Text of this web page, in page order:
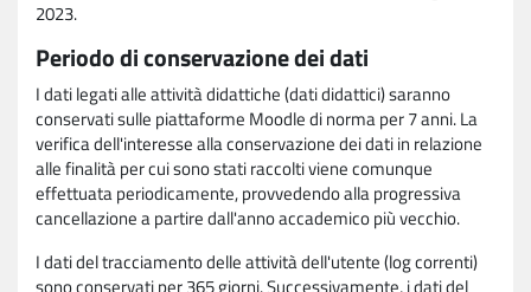
2023.
Periodo di conservazione dei dati
I dati legati alle attività didattiche (dati didattici) saranno
conservati sulle piattaforme Moodle di norma per 7 anni. La
verifica dell'interesse alla conservazione dei dati in relazione
alle finalità per cui sono stati raccolti viene comunque
effettuata periodicamente, provvedendo alla progressiva
cancellazione a partire dall'anno accademico più vecchio.
I dati del tracciamento delle attività dell'utente (log correnti)
sono conservati per 365 giorni. Successivamente, i dati del